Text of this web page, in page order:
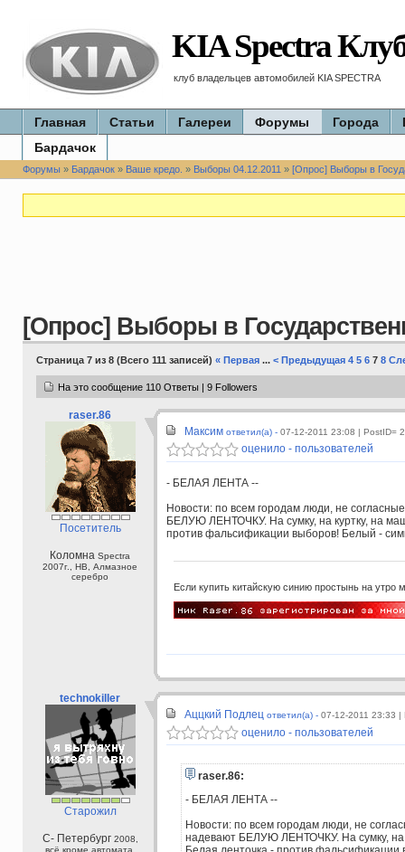
KIA Spectra
клуб владельцев автомобилей KIA SPECTRA
Главная Статьи Галереи Форумы Города
Бардачок
Форумы» Бардачок» Ваше кредо. » Выборы 04.12.2011 » [Опрос] Выборы в
[Опрос] Выборы в
Страница 7 из 8 (Всего 111 записей) « Первая... < Предыдущая 4 5 67 8
На это сообщение 110 Ответы | 9 Followers
raser.86
Посетитель
Коломна Spectra
2007г., HB, Алмазное
серебро
Максим ответил(а) - 07-12-2011 23:08 | PostID=
оценило - пользователей
- БЕЛАЯ ЛЕНТА --
Новости: по всем городам люди, не
БЕЛУЮ ЛЕНТОЧКУ. На сумку, на куртку, на
против фальсификации выборов! Белый -
Если купить китайскую синию простынь на утро
technokiller
Старожил
С- Петербург 2008,
Аццкий Подлец ответил(а) - 07-12-2011 23:33 |
оценило - пользователей
raser.86:
- БЕЛАЯ ЛЕНТА --
Новости: по всем городам люди, не
надевают БЕЛУЮ ЛЕНТОЧКУ. На сумку, на